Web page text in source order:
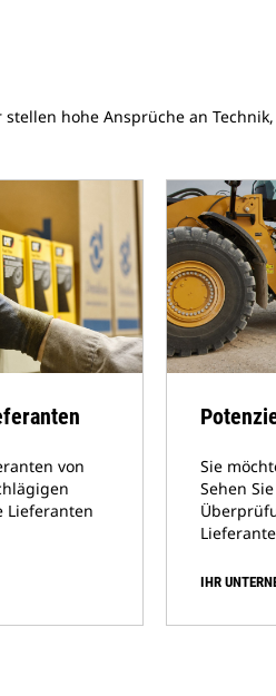
hohe Ansprüche an
von
Lieferanten
Sie
Sehen
IHR